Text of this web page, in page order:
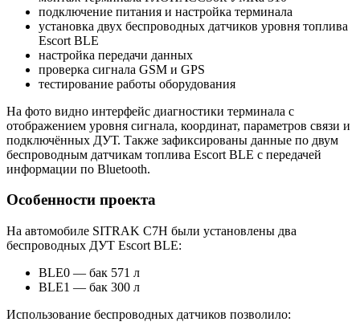
подключение питания и настройка терминала
установка двух беспроводных датчиков уровня топлива
Escort BLE
настройка передачи данных
проверка сигнала GSM и GPS
тестирование работы оборудования
На фото видно интерфейс диагностики терминала с
отображением уровня сигнала, координат, параметров связи и
подключённых ДУТ. Также зафиксированы данные по двум
беспроводным датчикам топлива Escort BLE с передачей
информации по Bluetooth.
Особенности проекта
На автомобиле SITRAK C7H были установлены два
беспроводных ДУТ Escort BLE:
BLE0 — бак 571 л
BLE1 — бак 300 л
Использование беспроводных датчиков позволило: